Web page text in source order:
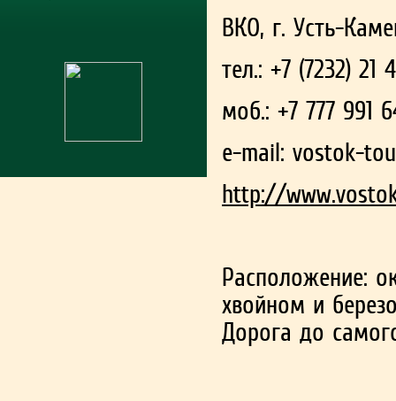
ВКО, г. Усть-
тел.: +7 (7232) 21
моб.: +7 777 991
е-mail: vostok-
http://
Расположение:
хвойном и
Дорога до